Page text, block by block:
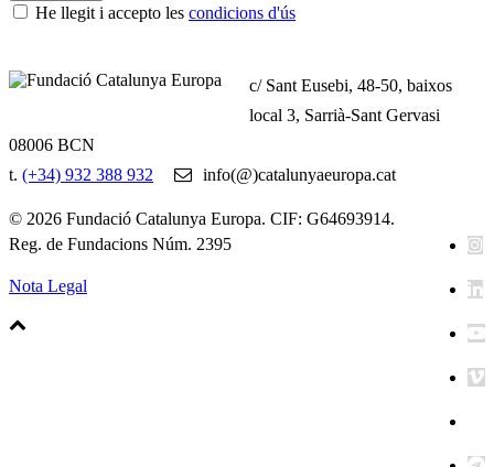
He llegit i accepto les condicions d'ús
c/ Sant Eusebi, 48-50, baixos
local 3, Sarrià-Sant Gervasi
08006 BCN
t. (+34) 932 388 932 info(@)catalunyaeuropa.cat
© 2026 Fundació Catalunya Europa. CIF: G64693914.
Reg. de Fundacions Núm. 2395
Nota Legal